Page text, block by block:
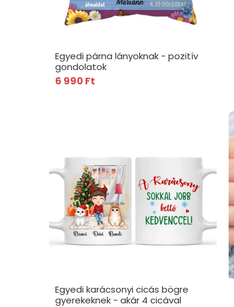
Egyedi párna lányoknak - pozitív
gondolatok
6 990 Ft
Egyedi karácsonyi cicás bögre
gyerekeknek - akár 4 cicával